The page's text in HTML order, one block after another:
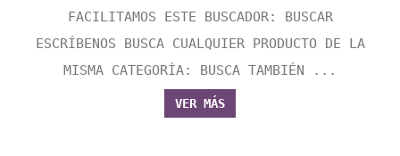
FACILITAMOS ESTE BUSCADOR: BUSCAR
ESCRÍBENOS BUSCA CUALQUIER PRODUCTO DE LA
MISMA CATEGORÍA: BUSCA TAMBIÉN ...
VER MÁS